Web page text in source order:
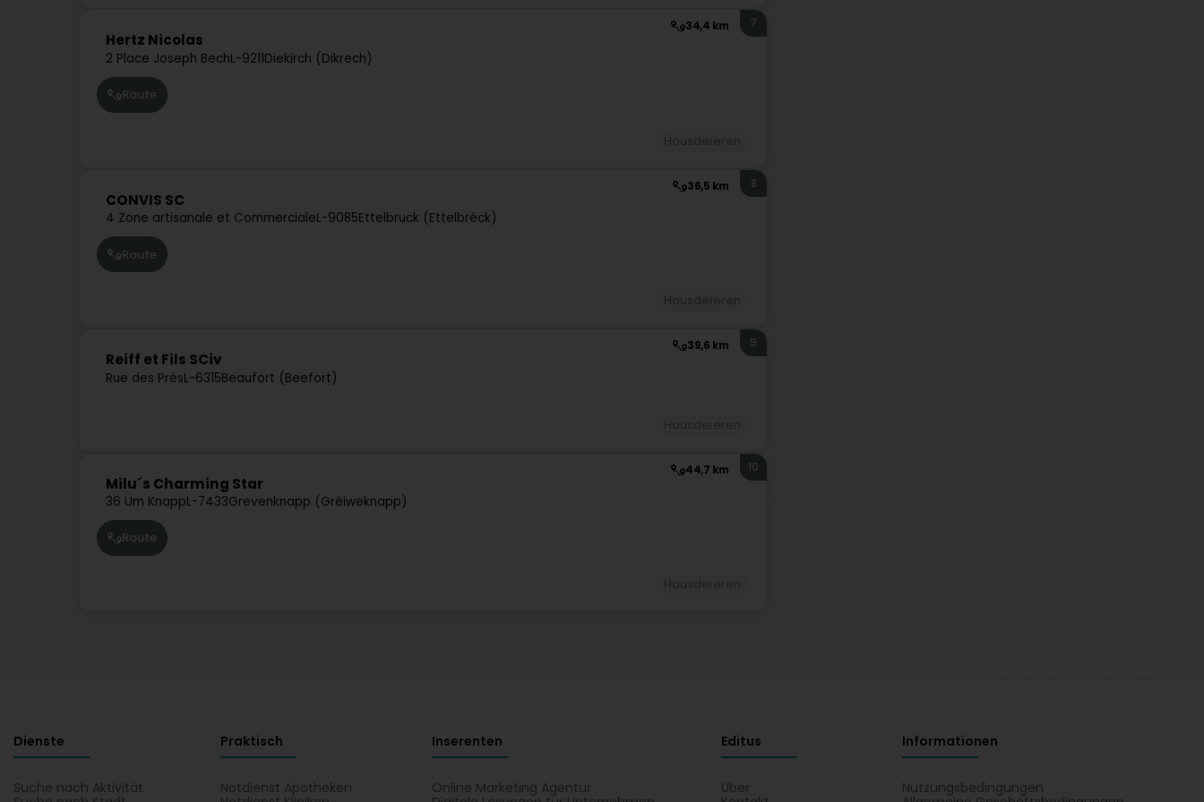
34,4 km
Hertz Nicolas
2 Place Joseph BechL-9211Diekirch (Dikrech)
7
Route
36,5 km
CONVIS SC
4 Zone artisanale et CommercialeL-9085Ettelbruck (Ettelbréck)
8
Route
39,6 km
Reiff et Fils SCiv
Rue des PrésL-6315Beaufort (Beefort)
9
44,7 km
Milu´s Charming Star
36 Um KnappL-7433Grevenknapp (Gréiweknapp)
10
Route
Dienste
Suche nach Aktivität
Praktisch
Notdienst Apotheken
Inserenten
Online Marketing Agentur
Editus
Über
Informationen
Nutzungsbedingungen